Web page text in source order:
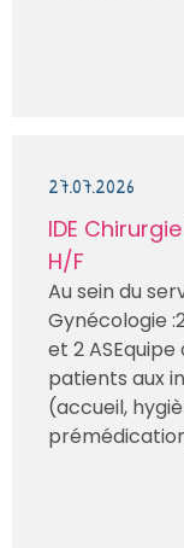
27.07.2026
IDE
H/F
Au sein du
Gynécologie
et 2 ASEquipe
patients aux
(accueil,